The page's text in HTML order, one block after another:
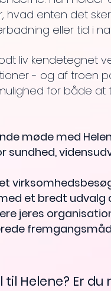
hvad enten det
eller tid i
liv kendetegnet
- og af troen
for både
møde med
sundhed,
et
et bredt
jeres
til Helene? Er